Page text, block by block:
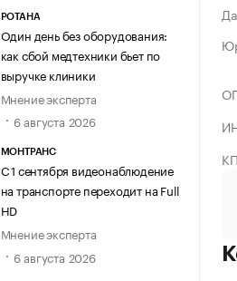
РОТАНА
Один день без оборудования:
как сбой медтехники бьет по
выручке клиники
Мнение эксперта
6 августа 2026
МОНТРАНС
С 1 сентября видеонаблюдение
на транспорте переходит на Full
HD
Мнение эксперта
6 августа 2026